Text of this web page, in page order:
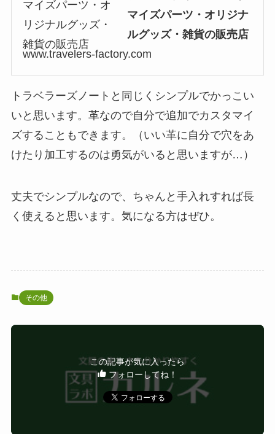
マイズパーツ・オリジナ
ルグッズ・雑貨の販売店
www.travelers-factory.com
トラベラーズノートと同じくシンプルでかっこい
いと思います。革なので自分で追加でカスタマイ
ズすることもできます。（いい革に自分で穴をあ
けたり加工するのは勇気がいると思いますが…）
丈夫でシンプルなので、ちゃんと手入れすれば長
く使えると思います。気になる方はぜひ。
その他
この記事が気に入ったら
フォローしてね！